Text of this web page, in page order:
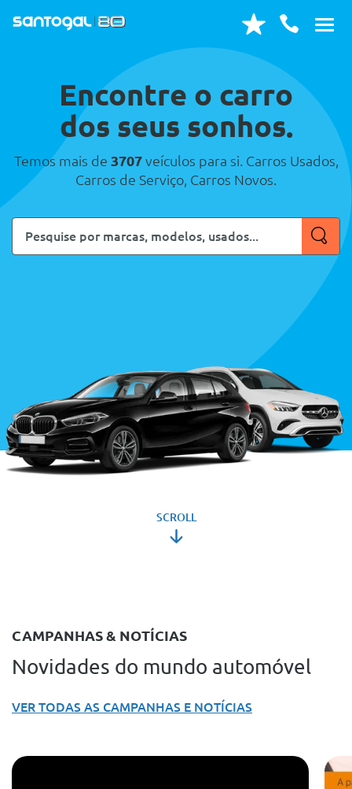
Encontre o carro
dos seus sonhos.
Temos mais de 3707veículos para si. Carros Usados,
Carros de Serviço, Carros Novos.
Pesquise
por
SCROLL
CAMPANHAS & NOTÍCIAS
Novidades do mundo automóvel
VER TODAS AS CAMPANHAS E NOTÍCIAS